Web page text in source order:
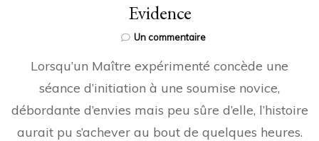
Evidence
Un commentairesur
Lorsqu’un Maître expérimenté concède une
séance d’initiation à une soumise novice,
débordante d’envies mais peu sûre d’elle, l’histoire
aurait pu s’achever au bout de quelques heures.